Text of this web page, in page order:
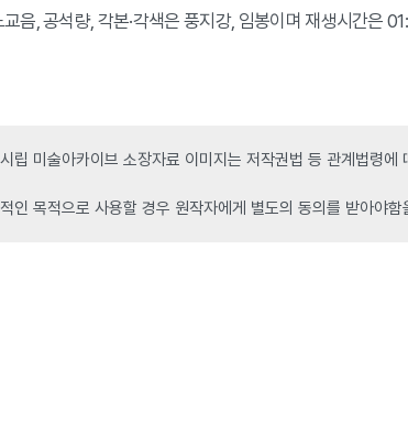
교음, 공석량, 각본·각색은 풍지강, 임봉이며 재생시간은
립 미술아카이브 소장자료 이미지는 저작권법 등 관계법령
인 목적으로 사용할 경우 원작자에게 별도의 동의를 받아야함